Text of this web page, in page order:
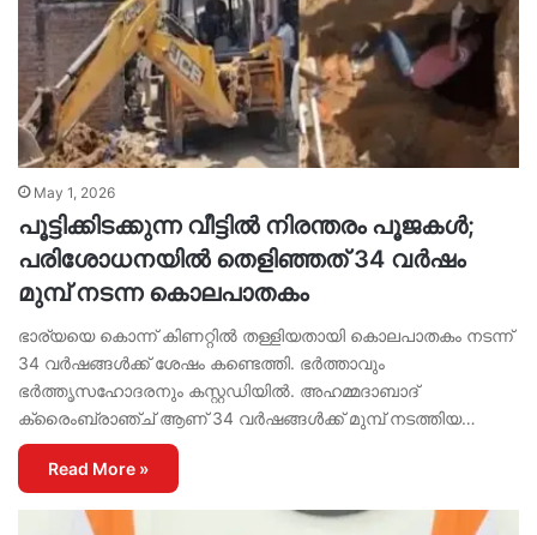
May 1, 2026
പൂട്ടിക്കിടക്കുന്ന വീട്ടിൽ നിരന്തരം പൂജകൾ;
പരിശോധനയിൽ തെളിഞ്ഞത് 34 വർഷം
മുമ്പ് നടന്ന കൊലപാതകം
ഭാര്യയെ കൊന്ന് കിണറ്റിൽ തള്ളിയതായി കൊലപാതകം നടന്ന്
34 വർഷങ്ങൾക്ക് ശേഷം കണ്ടെത്തി. ഭർത്താവും
ഭർത്തൃസഹോദരനും കസ്റ്റഡിയിൽ. അഹമ്മദാബാദ്
ക്രൈംബ്രാഞ്ച് ആണ് 34 വർഷങ്ങൾക്ക് മുമ്പ് നടത്തിയ…
Read More »